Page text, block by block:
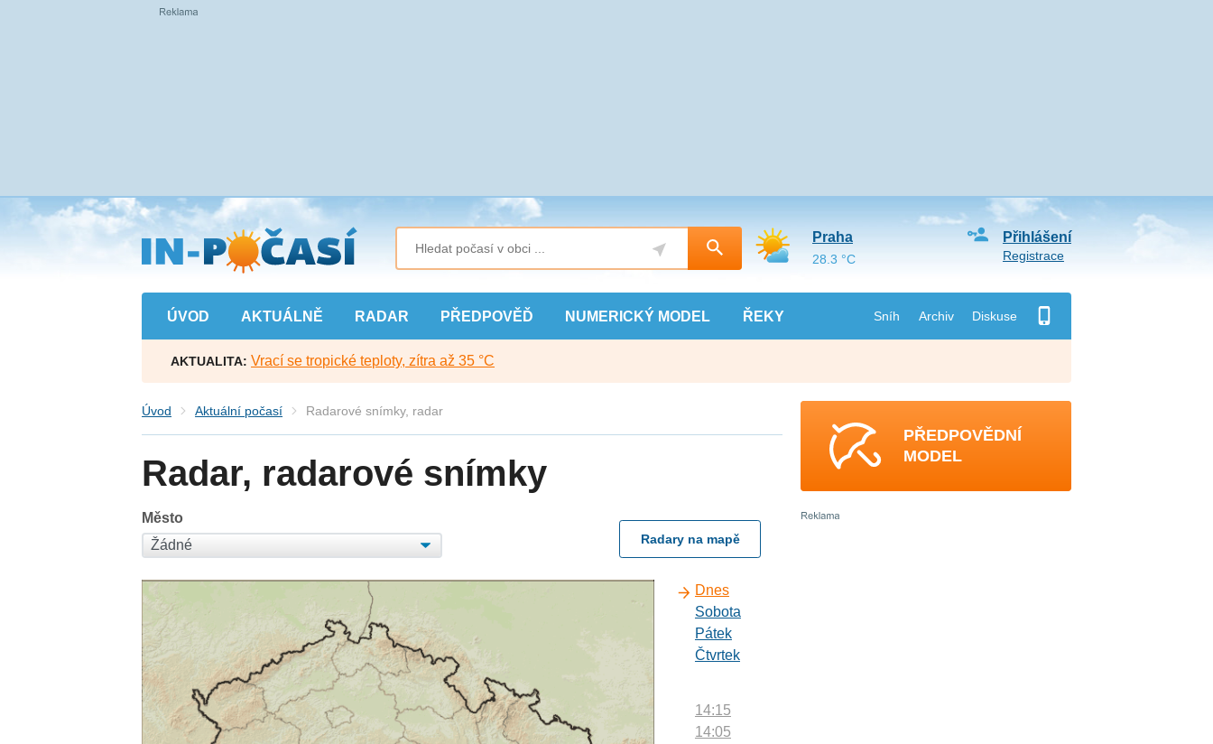
Přejít
na
hlavní
obsah
ÚVOD AKTUÁLNĚ RADAR PŘEDPOVĚĎ NUMERICKÝ MODEL ŘEKY Sníh Archiv Diskuse
Přihlášení
Registrace
Praha
28.3 °C
AKTUALITA: Vrací se tropické teploty, zítra až 35 °C
Úvod Aktuální počasí Radarové snímky, radar
Radar, radarové snímky
Město
Radary na mapě
Dnes
Sobota
Pátek
Čtvrtek
14:15
14:05
PŘEDPOVĚDNÍ
MODEL